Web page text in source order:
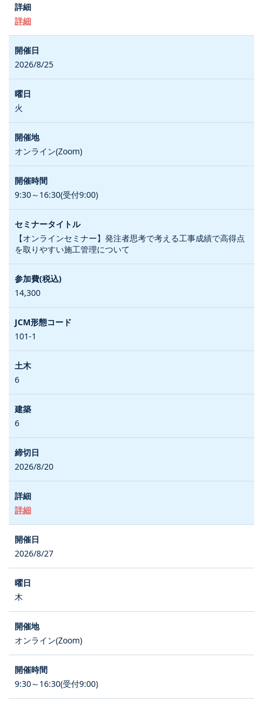
詳細
2026/8/25
火
オンライン(Zoom)
9:30～16:30(受付9:00)
【オンラインセミナー】発注者思考で考える工事成績で高得点
を取りやすい施工管理について
14,300
101-1
6
6
2026/8/20
詳細
2026/8/27
木
オンライン(Zoom)
9:30～16:30(受付9:00)